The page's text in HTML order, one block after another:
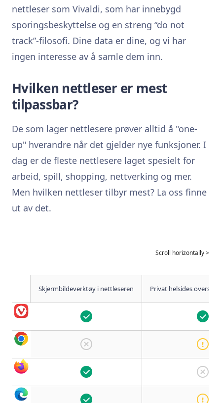
nettleser som Vivaldi, som har innebygd
sporingsbeskyttelse og en streng “do not
track”-filosofi. Dine data er dine, og vi har
ingen interesse av å samle dem inn.
Hvilken nettleser er mest
tilpassbar?
De som lager nettlesere prøver alltid å "one-
up" hverandre når det gjelder nye funksjoner. I
dag er de fleste nettlesere laget spesielt for
arbeid, spill, shopping, nettverking og mer.
Men hvilken nettleser tilbyr mest? La oss finne
ut av det.
Skjermbildeverktøy i nettleseren Privat helsides